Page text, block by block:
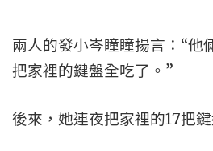
兩人的發小岑瞳瞳揚言：“他
把家裡的鍵盤全吃了。”
後來，她連夜把家裡的17把